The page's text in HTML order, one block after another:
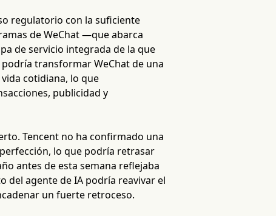
regulatorio con la suficiente
de WeChat —que abarca
de servicio integrada de la que
transformar WeChat de una
cotidiana, lo que
publicidad y
Tencent no ha confirmado una
lo que podría retrasar
antes de esta semana reflejaba
del agente de IA podría reavivar el
un fuerte retroceso.